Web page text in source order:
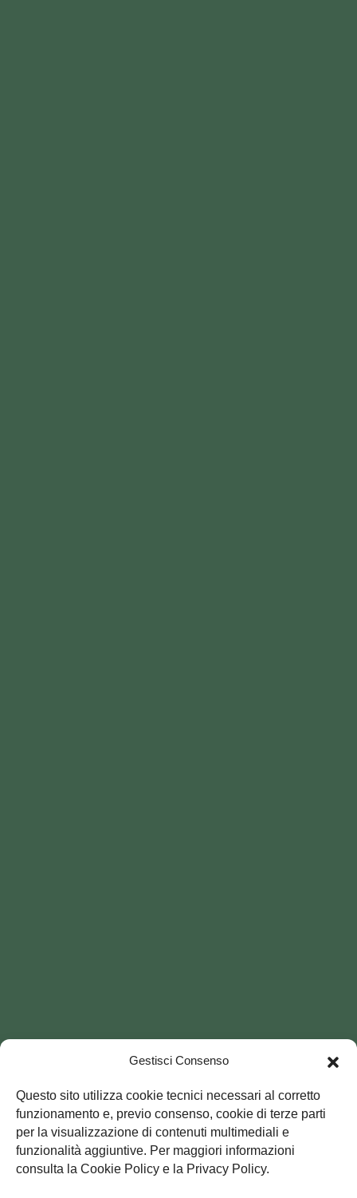
Gestisci Consenso
Questo sito utilizza cookie tecnici necessari al corretto
funzionamento e, previo consenso, cookie di terze parti
per la visualizzazione di contenuti multimediali e
funzionalità aggiuntive. Per maggiori informazioni
consulta la Cookie Policy e la Privacy Policy.